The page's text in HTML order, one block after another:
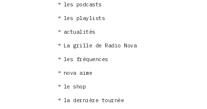
les podcasts
les playlists
actualités
La grille de Radio Nova
les fréquences
nova aime
le shop
la dernière tournée